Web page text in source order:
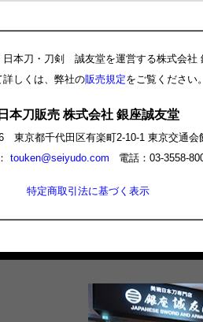
本刀・刀剣 誠友堂を運営する株式会社
しくは、弊社の販売規定をご覧ください。
日本刀販売 株式会社 銀座誠友堂
東京都千代田区有楽町2-10-1 東京交通会
touken@seiyudo.com 電話：03-3558-
特定商取引法に基づく表示